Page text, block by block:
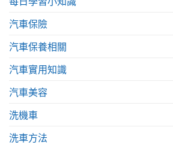
汽車保險
汽車保養相關
汽車實用知識
汽車美容
洗機車
洗車方法